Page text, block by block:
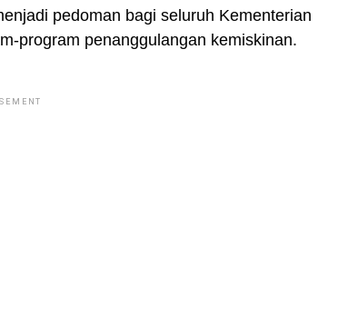
pedoman bagi seluruh Kementerian
program penanggulangan kemiskinan.